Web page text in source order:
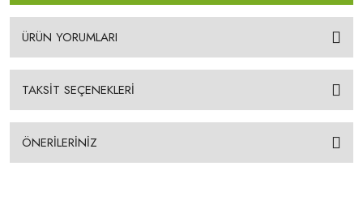
ÜRÜN YORUMLARI
TAKSİT SEÇENEKLERİ
ÖNERİLERİNİZ